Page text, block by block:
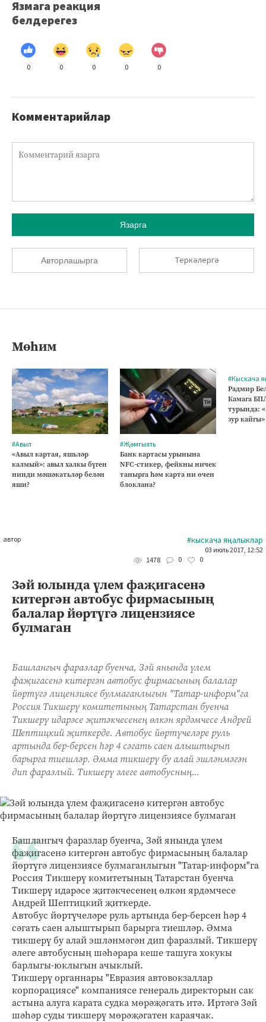
Язмага реакция
белдерегез
0 0 0 0 0
Комментарийлар
Язарга
Авторлашырга Теркәлергә
Мөһим
#Авыл
«Авыл картая, яшьләр
калмый»: авыл халкы бүген
нинди мәшәкатьләр белән
яши?
#Җәмгыять
Банк картасы урынына
NFC-стикер, фейкны ничек
танырга һәм карта ни өчен
блоклана?
#Кыскача
Радмир
Камага
турында:
зур кайгы»
автор #кыскача яңалыклар
03 июль 2017, 12:52
1478
0 0
Зәй юлында үлем фаҗигасенә
китергән автобус фирмасының
балалар йөртүгә лицензиясе
булмаган
Башлангыч фаразлар буенча, Зәй янында үлем
фаҗигасенә китергән автобус фирмасының балалар
йөртүгә лицензиясе булмаганлыгын "Татар-информ"га
Россия Тикшерү комитетының Татарстан буенча
Тикшерү идарәсе җитәкчесенең өлкән ярдәмчесе Андрей
Шептицкий җиткерде. Автобус йөртүчеләре руль
артында бер-берсен һәр 4 сәгать саен алыштырып
барырга тиешләр. Әмма тикшерү бу алай эшләнмәгән
дип фаразлый. Тикшерү әлеге автобусның...
Башлангыч фаразлар буенча, Зәй янында үлем
фаҗигасенә китергән автобус фирмасының балалар
йөртүгә лицензиясе булмаганлыгын "Татар-информ"га
Россия Тикшерү комитетының Татарстан буенча
Тикшерү идарәсе җитәкчесенең өлкән ярдәмчесе
Андрей Шептицкий җиткерде.
Автобус йөртүчеләре руль артында бер-берсен һәр 4
сәгать саен алыштырып барырга тиешләр. Әмма
тикшерү бу алай эшләнмәгән дип фаразлый. Тикшерү
әлеге автобусның шәһәрара кеше ташуга хокукы
барлыгы-юклыгын ачыклый.
Тикшерү органнары "Евразия автовокзаллар
корпорациясе" компаниясе генераль директорын сак
астына алуга карата судка мөрәҗәгать итә. Иртәгә Зәй
шәһәр суды тикшерү мөрәҗәгатен караячак.